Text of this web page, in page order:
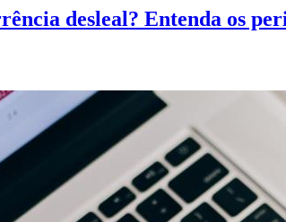
desleal? Entenda os